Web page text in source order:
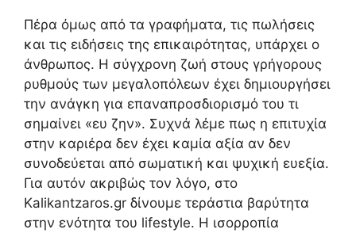
Πέρα όμως από τα γραφήματα, τις πωλήσεις
και τις ειδήσεις της επικαιρότητας, υπάρχει ο
άνθρωπος. Η σύγχρονη ζωή στους γρήγορους
ρυθμούς των μεγαλοπόλεων έχει δημιουργήσει
την ανάγκη για επαναπροσδιορισμό του τι
σημαίνει «ευ ζην». Συχνά λέμε πως η επιτυχία
στην καριέρα δεν έχει καμία αξία αν δεν
συνοδεύεται από σωματική και ψυχική ευεξία.
Για αυτόν ακριβώς τον λόγο, στο
Kalikantzaros.gr δίνουμε τεράστια βαρύτητα
στην ενότητα του lifestyle. Η ισορροπία